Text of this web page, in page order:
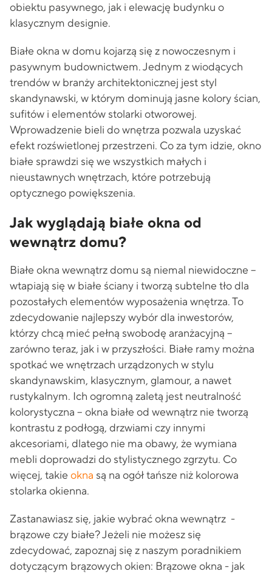
obiektu pasywnego, jak i elewację budynku o
klasycznym designie.
Białe okna w domu kojarzą się z nowoczesnym i
pasywnym budownictwem. Jednym z wiodących
trendów w branży architektonicznej jest styl
skandynawski, w którym dominują jasne kolory ścian,
sufitów i elementów stolarki otworowej.
Wprowadzenie bieli do wnętrza pozwala uzyskać
efekt rozświetlonej przestrzeni. Co za tym idzie, okno
białe sprawdzi się we wszystkich małych i
nieustawnych wnętrzach, które potrzebują
optycznego powiększenia.
Jak wyglądają białe okna od
wewnątrz domu?
Białe okna wewnątrz domu są niemal niewidoczne –
wtapiają się w białe ściany i tworzą subtelne tło dla
pozostałych elementów wyposażenia wnętrza. To
zdecydowanie najlepszy wybór dla inwestorów,
którzy chcą mieć pełną swobodę aranżacyjną –
zarówno teraz, jak i w przyszłości. Białe ramy można
spotkać we wnętrzach urządzonych w stylu
skandynawskim, klasycznym, glamour, a nawet
rustykalnym. Ich ogromną zaletą jest neutralność
kolorystyczna – okna białe od wewnątrz nie tworzą
kontrastu z podłogą, drzwiami czy innymi
akcesoriami, dlatego nie ma obawy, że wymiana
mebli doprowadzi do stylistycznego zgrzytu. Co
więcej, takie okna są na ogół tańsze niż kolorowa
stolarka okienna.
Zastanawiasz się, jakie wybrać okna wewnątrz -
brązowe czy białe? Jeżeli nie możesz się
zdecydować, zapoznaj się z naszym poradnikiem
dotyczącym brązowych okien: Brązowe okna - jak